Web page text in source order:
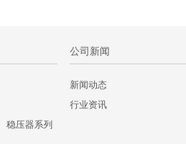
稳压器系列
公司新闻
新闻动态
行业资讯